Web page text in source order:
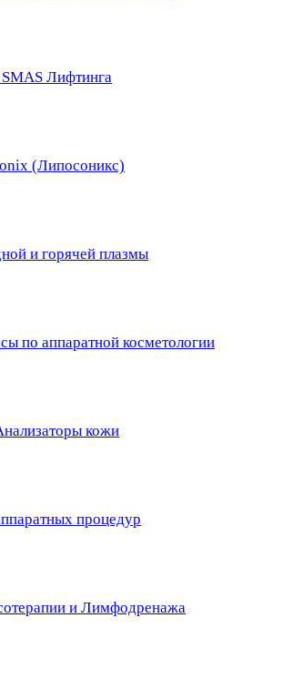
Лифтинга
(Липосоникс)
и горячей плазмы
по аппаратной косметологии
кожи
процедур
и Лимфодренажа